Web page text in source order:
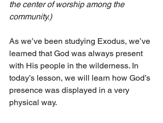
the center of worship among the
community.)
As we’ve been studying Exodus, we’ve
learned that God was always present
with His people in the wilderness. In
today’s lesson, we will learn how God’s
presence was displayed in a very
physical way.